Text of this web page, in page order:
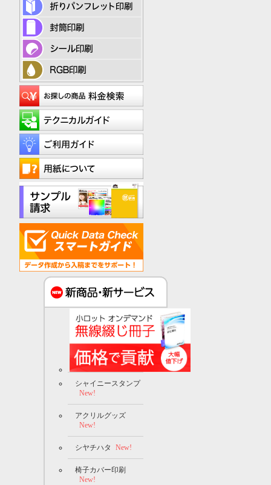
シャイニースタンプ
New!
アクリルグッズ
New!
シヤチハタ New!
椅子カバー印刷
New!